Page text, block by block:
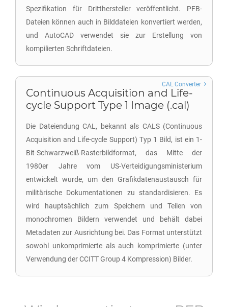
Spezifikation für Dritthersteller veröffentlicht. PFB-
Dateien können auch in Bilddateien konvertiert werden,
und AutoCAD verwendet sie zur Erstellung von
kompilierten Schriftdateien.
Continuous Acquisition and Life-
cycle Support Type 1 Image (.cal)
Die Dateiendung CAL, bekannt als CALS (Continuous
Acquisition and Life-cycle Support) Typ 1 Bild, ist ein 1-
Bit-Schwarzweiß-Rasterbildformat, das Mitte der
1980er Jahre vom US-Verteidigungsministerium
entwickelt wurde, um den Grafikdatenaustausch für
militärische Dokumentationen zu standardisieren. Es
wird hauptsächlich zum Speichern und Teilen von
monochromen Bildern verwendet und behält dabei
Metadaten zur Ausrichtung bei. Das Format unterstützt
sowohl unkomprimierte als auch komprimierte (unter
Verwendung der CCITT Group 4 Kompression) Bilder.
CAL Converter